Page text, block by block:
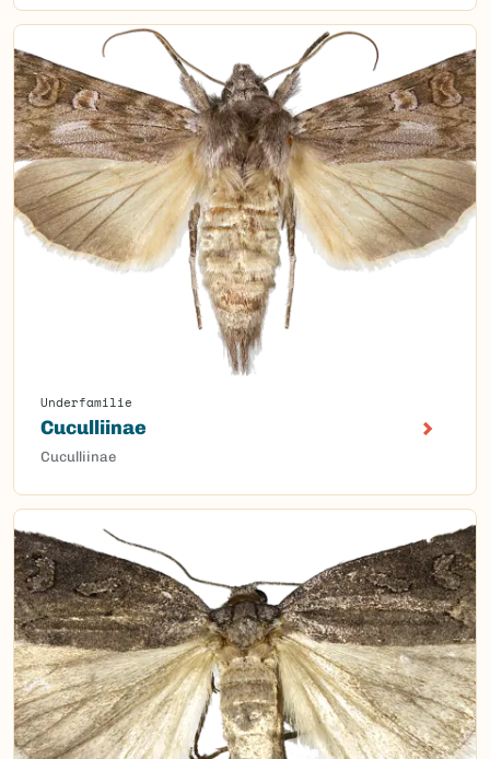
Underfamilie
Cuculliinae
Cuculliinae